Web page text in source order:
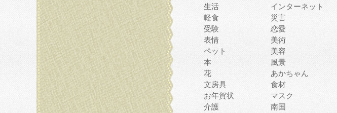
生活
インターネット
軽食
災害
受験
恋愛
表情
美術
ペット
美容
本
風景
花
あかちゃん
文房具
食材
お年賀状
マスク
介護
南国